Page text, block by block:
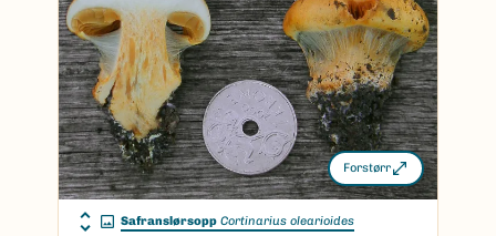
Forstørr
Safranslørsopp Cortinarius olearioides